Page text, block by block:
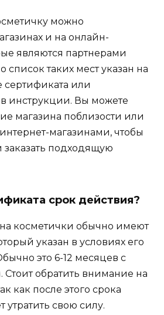
можно
и на онлайн-
являются партнерами
таких мест указан на
сертификата или
в инструкции. Вы можете
магазина поблизости или
магазинами, чтобы
заказать подходящую
срок действия?
косметички обычно имеют
указан в условиях его
это 6-12 месяцев с
Стоит обратить внимание на
как после этого срока
утратить свою силу.